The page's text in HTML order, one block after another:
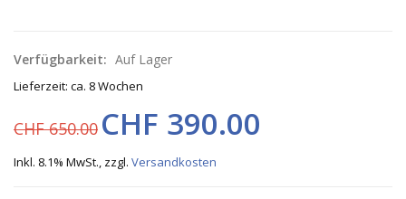
Verfügbarkeit: Auf Lager
Lieferzeit: ca. 8 Wochen
CHF 650.00 CHF 390.00
Inkl. 8.1% MwSt., zzgl. Versandkosten